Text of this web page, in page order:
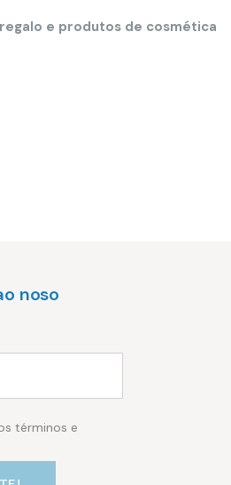
e produtos de cosmética
noso
términos e